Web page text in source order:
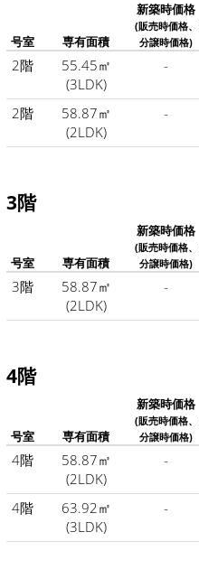
号室 専有面積
新築時価格
(販売時価格、
分譲時価格)
2階
55.45㎡
(3LDK)
-
2階
58.87㎡
(2LDK)
-
3階
号室 専有面積
新築時価格
(販売時価格、
分譲時価格)
3階
58.87㎡
(2LDK)
-
4階
号室 専有面積
新築時価格
(販売時価格、
分譲時価格)
4階
58.87㎡
(2LDK)
-
4階
63.92㎡
(3LDK)
-